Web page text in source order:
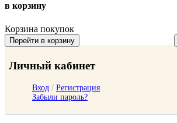
в корзину
Корзина покупок
Перейти в корзину
Личный кабинет
Вход / Регистрация
Забыли пароль?